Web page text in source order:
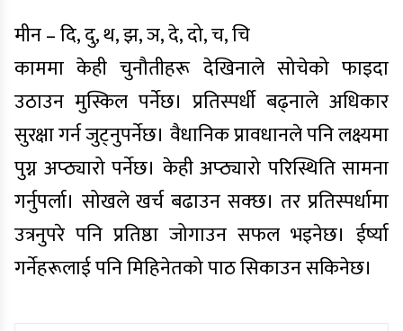
मीन – दि, दु, थ, झ, ञ, दे, दो, च, चि
काममा केही चुनौतीहरू देखिनाले सोचेको फाइदा
उठाउन मुस्किल पर्नेछ। प्रतिस्पर्धी बढ्नाले अधिकार
सुरक्षा गर्न जुट्नुपर्नेछ। वैधानिक प्रावधानले पनि लक्ष्यमा
पुग्न अप्ठ्यारो पर्नेछ। केही अप्ठ्यारो परिस्थिति सामना
गर्नुपर्ला। सोखले खर्च बढाउन सक्छ। तर प्रतिस्पर्धामा
उत्रनुपरे पनि प्रतिष्ठा जोगाउन सफल भइनेछ। ईर्ष्या
गर्नेहरूलाई पनि मिहिनेतको पाठ सिकाउन सकिनेछ।